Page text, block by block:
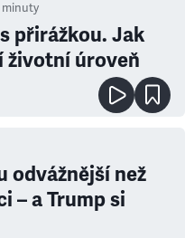
minuty
přirážkou. Jak
životní úroveň
odvážnější než
– a Trump si